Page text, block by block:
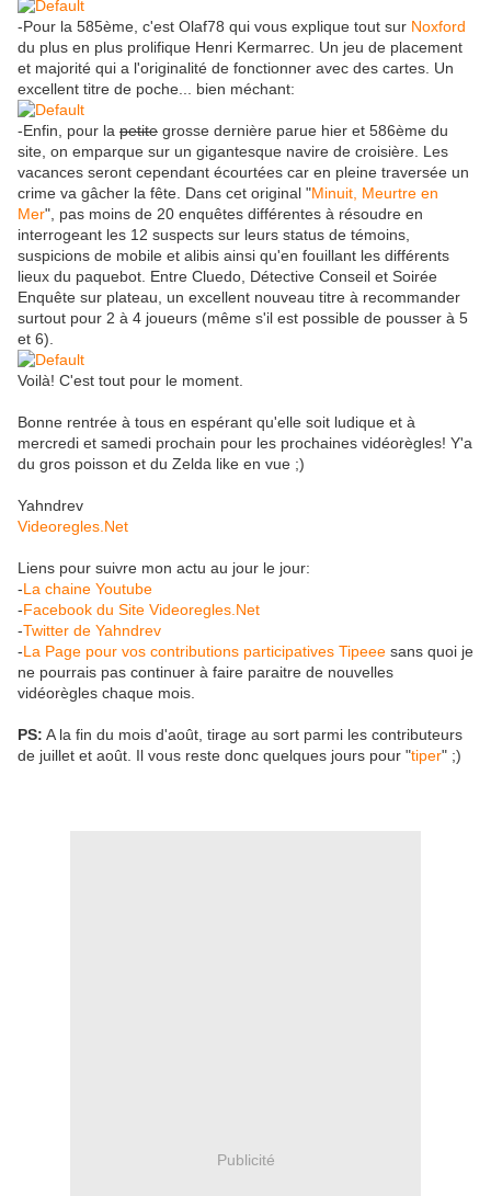
-Pour la 585ème, c'est Olaf78 qui vous explique tout sur Noxford
du plus en plus prolifique Henri Kermarrec. Un jeu de placement
et majorité qui a l'originalité de fonctionner avec des cartes. Un
excellent titre de poche... bien méchant:
-Enfin, pour la petite grosse dernière parue hier et 586ème du
site, on emparque sur un gigantesque navire de croisière. Les
vacances seront cependant écourtées car en pleine traversée un
crime va gâcher la fête. Dans cet original "Minuit, Meurtre en
Mer", pas moins de 20 enquêtes différentes à résoudre en
interrogeant les 12 suspects sur leurs status de témoins,
suspicions de mobile et alibis ainsi qu'en fouillant les différents
lieux du paquebot. Entre Cluedo, Détective Conseil et Soirée
Enquête sur plateau, un excellent nouveau titre à recommander
surtout pour 2 à 4 joueurs (même s'il est possible de pousser à 5
et 6).
Voilà! C'est tout pour le moment.
Bonne rentrée à tous en espérant qu'elle soit ludique et à
mercredi et samedi prochain pour les prochaines vidéorègles! Y'a
du gros poisson et du Zelda like en vue ;)
Yahndrev
Videoregles.Net
Liens pour suivre mon actu au jour le jour:
-La chaine Youtube
-Facebook du Site Videoregles.Net
-Twitter de Yahndrev
-La Page pour vos contributions participatives Tipeee sans quoi je
ne pourrais pas continuer à faire paraitre de nouvelles
vidéorègles chaque mois.
PS: A la fin du mois d'août, tirage au sort parmi les contributeurs
de juillet et août. Il vous reste donc quelques jours pour "tiper" ;)
Publicité